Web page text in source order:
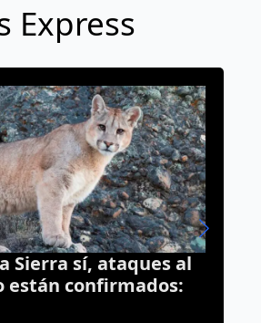
Express
Dos accidentes durante la
madrugada generan